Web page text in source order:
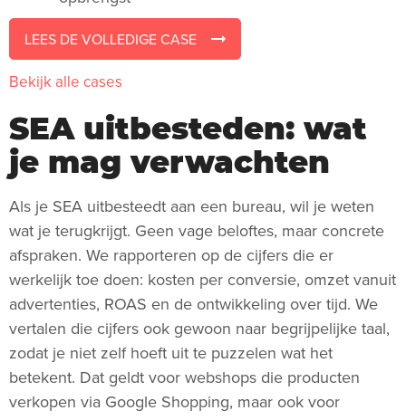
LEES DE VOLLEDIGE CASE
Bekijk alle cases
SEA uitbesteden: wat
je mag verwachten
Als je SEA uitbesteedt aan een bureau, wil je weten
wat je terugkrijgt. Geen vage beloftes, maar concrete
afspraken. We rapporteren op de cijfers die er
werkelijk toe doen: kosten per conversie, omzet vanuit
advertenties, ROAS en de ontwikkeling over tijd. We
vertalen die cijfers ook gewoon naar begrijpelijke taal,
zodat je niet zelf hoeft uit te puzzelen wat het
betekent. Dat geldt voor webshops die producten
verkopen via Google Shopping, maar ook voor